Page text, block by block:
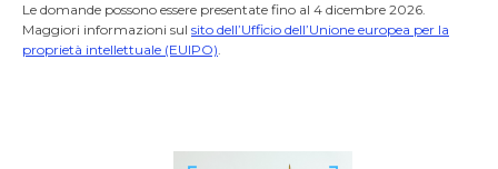
Le domande possono essere presentate fino al 4 dicembre 2026.
Maggiori informazioni sul sito dell’Ufficio dell’Unione europea per la
proprietà intellettuale (EUIPO).